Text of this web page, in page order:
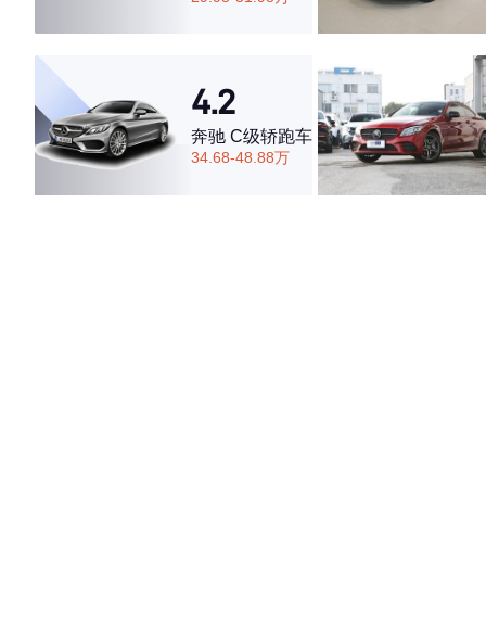
4.2
奔驰 C级轿跑车
34.68-48.88万